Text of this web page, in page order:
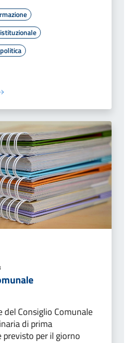
del Consiglio Comunale
di prima
previsto per il giorno